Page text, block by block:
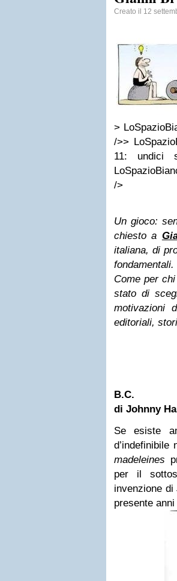
Creato il 12
>
/>>
11: undici
/>
Un gioco:
chiesto a
italiana, di
fondamentali.
Come per
stato di
motivazioni
editoriali,
B.C.
di Johnny
Se esiste
madeleines
per il
invenzione
presente